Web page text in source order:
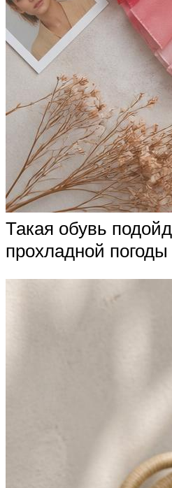
Такая обувь
прохладной погоды